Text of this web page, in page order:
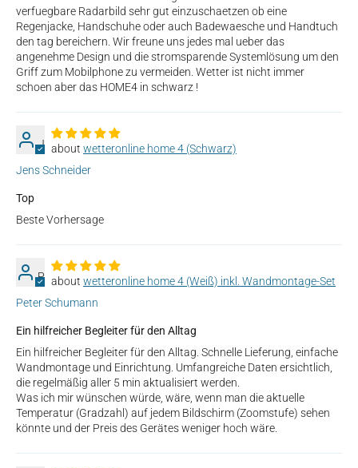
verfuegbare Radarbild sehr gut einzuschaetzen ob eine
Regenjacke, Handschuhe oder auch Badewaesche und Handtuch
den tag bereichern. Wir freune uns jedes mal ueber das
angenehme Design und die stromsparende Systemlösung um den
Griff zum Mobilphone zu vermeiden. Wetter ist nicht immer
schoen aber das HOME4 in schwarz !
J
wetteronline home 4 (Schwarz)
Jens Schneider
Top
Beste Vorhersage
P
wetteronline home 4 (Weiß) inkl. Wandmontage-Set
Peter Schumann
Ein hilfreicher Begleiter für den Alltag
Ein hilfreicher Begleiter für den Alltag. Schnelle Lieferung, einfache
Wandmontage und Einrichtung. Umfangreiche Daten ersichtlich,
die regelmäßig aller 5 min aktualisiert werden.
Was ich mir wünschen würde, wäre, wenn man die aktuelle
Temperatur (Gradzahl) auf jedem Bildschirm (Zoomstufe) sehen
könnte und der Preis des Gerätes weniger hoch wäre.